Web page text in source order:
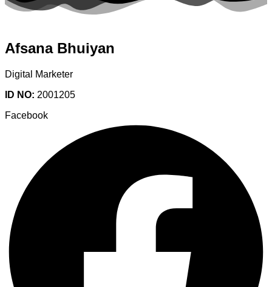
Afsana Bhuiyan
Digital Marketer
ID NO: 2001205
Facebook